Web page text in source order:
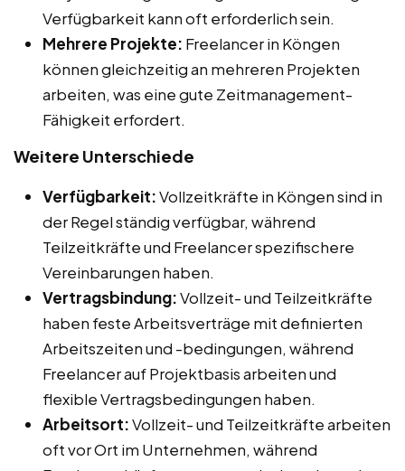
Verfügbarkeit kann oft erforderlich sein.
Mehrere Projekte: Freelancer in Köngen
können gleichzeitig an mehreren Projekten
arbeiten, was eine gute Zeitmanagement-
Fähigkeit erfordert.
Weitere Unterschiede
Verfügbarkeit:Vollzeitkräfte in Köngen sind in
der Regel ständig verfügbar, während
Teilzeitkräfte und Freelancer spezifischere
Vereinbarungen haben.
Vertragsbindung:Vollzeit- und Teilzeitkräfte
haben feste Arbeitsverträge mit definierten
Arbeitszeiten und -bedingungen, während
Freelancer auf Projektbasis arbeiten und
flexible Vertragsbedingungen haben.
Arbeitsort:Vollzeit- und Teilzeitkräfte arbeiten
oft vor Ort im Unternehmen, während